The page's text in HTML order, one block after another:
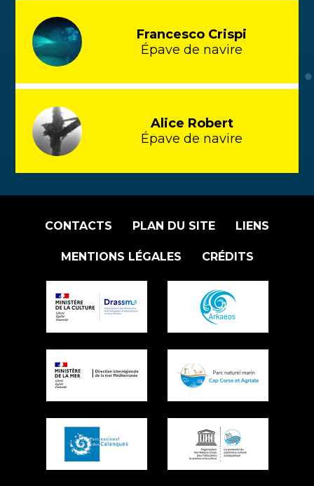
Francesco Crispi
Épave de navire
Alice Robert
Épave de navire
CONTACTS PLAN DU SITE LIENS
MENTIONS LÉGALES CRÉDITS